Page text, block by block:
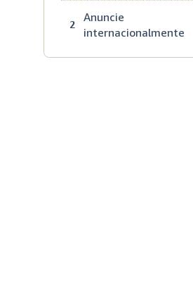
2
Anuncie
internacionalmente